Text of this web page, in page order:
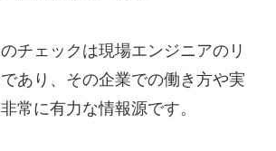
チェックは現場エンジニアのリ
あり、その企業での働き方や実
常に有力な情報源です。